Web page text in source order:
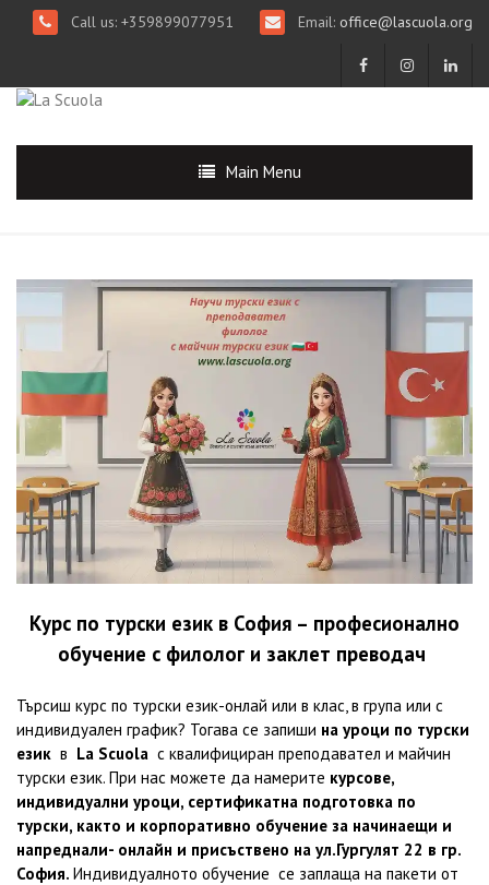
Call us: +359899077951 Email: office@lascuola.org
Main Menu
Курс по турски език в София – професионално
обучение с филолог и заклет преводач
Търсиш курс по турски език-онлай или в клас, в група или с
индивидуален график? Тогава се запиши на уроци по турски
език в La Scuola с квалифициран преподавател и майчин
турски език. При нас можете да намерите курсове,
индивидуални уроци, сертификатна подготовка по
турски, както и корпоративно обучение за начинаещи и
напреднали- онлайн и присъствено на ул.Гургулят 22 в гр.
София. Индивидуалното обучение се заплаща на пакети от